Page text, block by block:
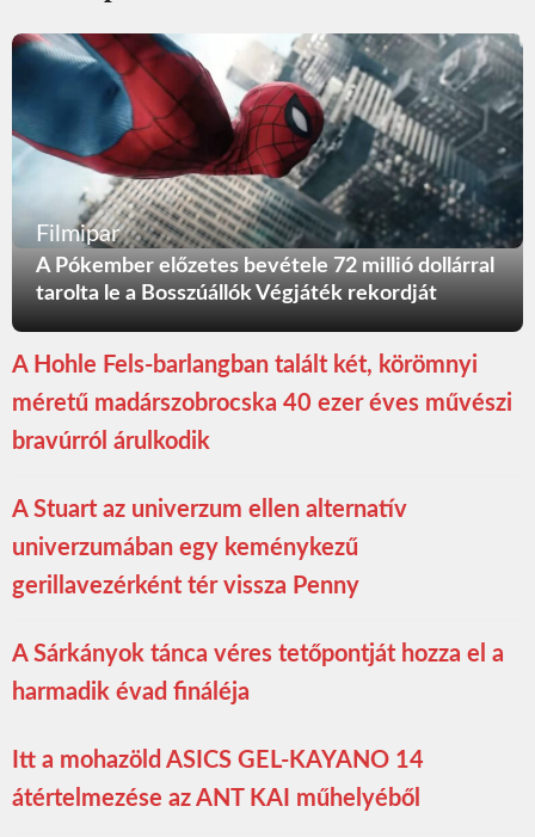
Filmipar
A Pókember előzetes bevétele 72 millió dollárral
tarolta le a Bosszúállók Végjáték rekordját
A Hohle Fels-barlangban talált két, körömnyi
méretű madárszobrocska 40 ezer éves művészi
bravúrról árulkodik
A Stuart az univerzum ellen alternatív
univerzumában egy keménykezű
gerillavezérként tér vissza Penny
A Sárkányok tánca véres tetőpontját hozza el a
harmadik évad fináléja
Itt a mohazöld ASICS GEL-KAYANO 14
átértelmezése az ANT KAI műhelyéből